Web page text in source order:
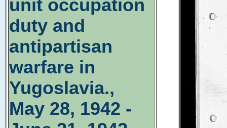
unit occupation
duty and
antipartisan
warfare in
Yugoslavia.,
May 28, 1942 -